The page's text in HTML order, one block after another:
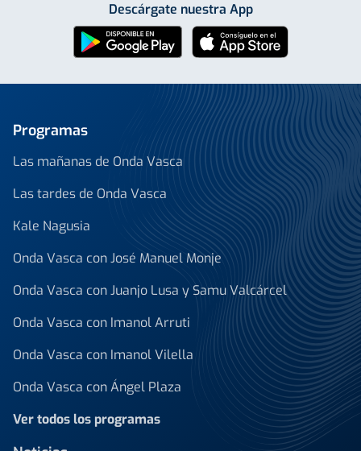
Descárgate nuestra App
Programas
Las mañanas de Onda Vasca
Las tardes de Onda Vasca
Kale Nagusia
Onda Vasca con José Manuel Monje
Onda Vasca con Juanjo Lusa y Samu Valcárcel
Onda Vasca con Imanol Arruti
Onda Vasca con Imanol Vilella
Onda Vasca con Ángel Plaza
Ver todos los programas